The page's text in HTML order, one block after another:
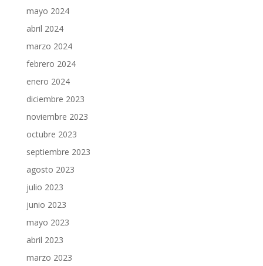
mayo 2024
abril 2024
marzo 2024
febrero 2024
enero 2024
diciembre 2023
noviembre 2023
octubre 2023
septiembre 2023
agosto 2023
julio 2023
junio 2023
mayo 2023
abril 2023
marzo 2023